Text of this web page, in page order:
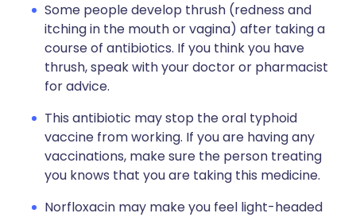
Some people develop thrush (redness and
itching in the mouth or vagina) after taking a
course of antibiotics. If you think you have
thrush, speak with your doctor or pharmacist
for advice.
This antibiotic may stop the oral typhoid
vaccine from working. If you are having any
vaccinations, make sure the person treating
you knows that you are taking this medicine.
Norfloxacin may make you feel light-headed